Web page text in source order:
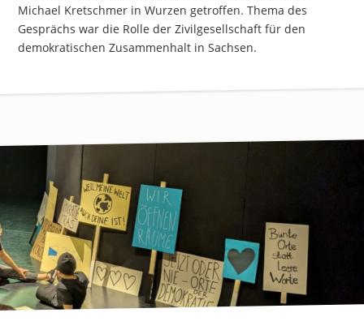
Michael Kretschmer in Wurzen getroffen. Thema des
Gesprächs war die Rolle der Zivilgesellschaft für den
demokratischen Zusammenhalt in Sachsen.